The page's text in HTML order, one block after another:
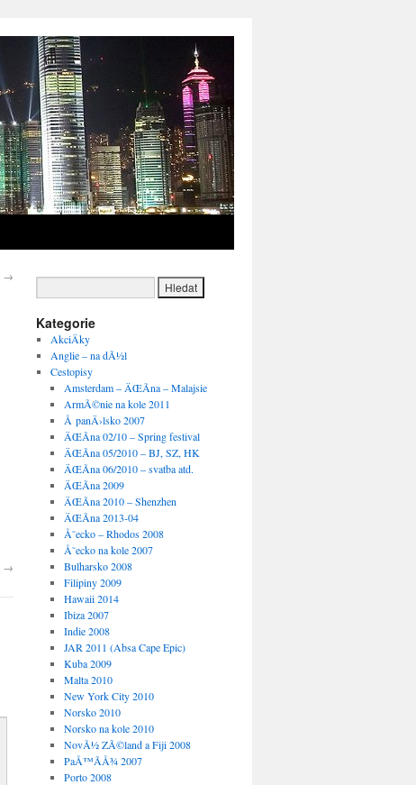
→
→
Kategorie
AkciÄky
Anglie – na dÃ½l
Cestopisy
Amsterdam – ÄŒÃ­na – Malajsie
ArmÃ©nie na kole 2011
Å panÄ›lsko 2007
ÄŒÃ­na 02/10 – Spring festival
ÄŒÃ­na 05/2010 – BJ, SZ, HK
ÄŒÃ­na 06/2010 – svatba atd.
ÄŒÃ­na 2009
ÄŒÃ­na 2010 – Shenzhen
ÄŒÃ­na 2013-04
Å˜ecko – Rhodos 2008
Å˜ecko na kole 2007
Bulharsko 2008
Filipiny 2009
Hawaii 2014
Ibiza 2007
Indie 2008
JAR 2011 (Absa Cape Epic)
Kuba 2009
Malta 2010
New York City 2010
Norsko 2010
Norsko na kole 2010
NovÃ½ ZÃ©land a Fiji 2008
PaÅ™Ã­Å¾ 2007
Porto 2008